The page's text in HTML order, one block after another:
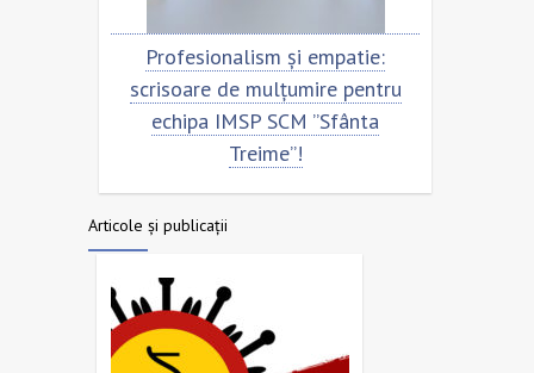
Profesionalism și empatie:
de mulțumire pentru
echipa IMSP SCM ”Sfânta
Scrisoare de
echipa SCM
Articole și publicații